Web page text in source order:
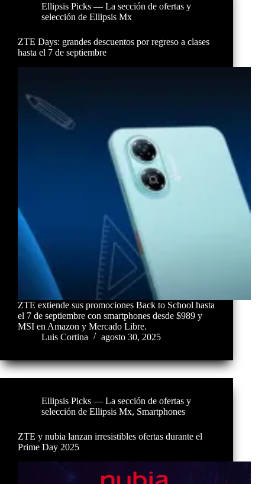
Ellipsis Picks — La sección de ofertas y
selección de Ellipsis Mx
ZTE Days: grandes descuentos por regreso a clases
hasta el 7 de septiembre
ZTE extiende sus promociones Back to School hasta
el 7 de septiembre con smartphones desde $989 y
MSI en Amazon y Mercado Libre.
Luis Cortina
agosto 30, 2025
Ellipsis Picks — La sección de ofertas y
selección de Ellipsis Mx, Smartphones
ZTE y nubia lanzan irresistibles ofertas durante el
Prime Day 2025